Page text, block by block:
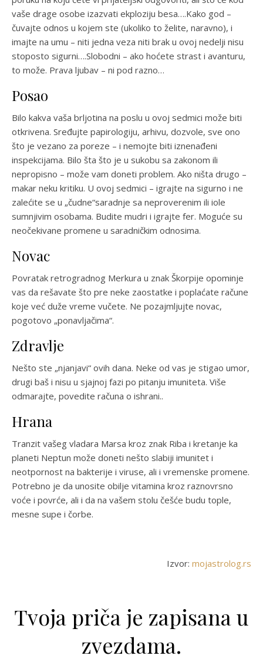
vaše drage osobe izazvati ekploziju besa….Kako god –
čuvajte odnos u kojem ste (ukoliko to želite, naravno), i
imajte na umu – niti jedna veza niti brak u ovoj nedelji nisu
stoposto sigurni….Slobodni – ako hoćete strast i avanturu,
to može. Prava ljubav – ni pod razno…
Posao
Bilo kakva vaša brljotina na poslu u ovoj sedmici može biti
otkrivena. Sređujte papirologiju, arhivu, dozvole, sve ono
što je vezano za poreze – i nemojte biti iznenađeni
inspekcijama. Bilo šta što je u sukobu sa zakonom ili
nepropisno – može vam doneti problem. Ako ništa drugo –
makar neku kritiku. U ovoj sedmici – igrajte na sigurno i ne
zalećite se u „čudne“saradnje sa neproverenim ili iole
sumnjivim osobama. Budite mudri i igrajte fer. Moguće su
neočekivane promene u saradničkim odnosima.
Novac
Povratak retrogradnog Merkura u znak Škorpije opominje
vas da rešavate što pre neke zaostatke i poplaćate račune
koje već duže vreme vučete. Ne pozajmljujte novac,
pogotovo „ponavljačima“.
Zdravlje
Nešto ste „njanjavi“ ovih dana. Neke od vas je stigao umor,
drugi baš i nisu u sjajnoj fazi po pitanju imuniteta. Više
odmarajte, povedite računa o ishrani..
Hrana
Tranzit vašeg vladara Marsa kroz znak Riba i kretanje ka
planeti Neptun može doneti nešto slabiji imunitet i
neotpornost na bakterije i viruse, ali i vremenske promene.
Potrebno je da unosite obilje vitamina kroz raznovrsno
voće i povrće, ali i da na vašem stolu češće budu tople,
mesne supe i čorbe.
Izvor: mojastrolog.rs
Tvoja priča je zapisana u
zvezdama.